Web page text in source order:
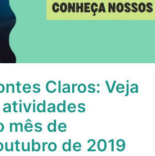
Claros: Veja
mês de
de 2019